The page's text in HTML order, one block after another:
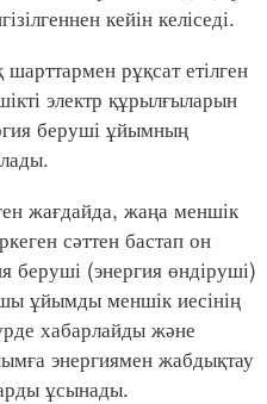
кейін келіседі.
рұқсат етілген
электр құрылғыларын
беруші ұйымның
жағдайда, жаңа меншік
сәттен бастап он
беруші (энергия өндіруші)
ұйымды меншік иесінің
хабарлайды және
энергиямен жабдықтау
ұсынады.